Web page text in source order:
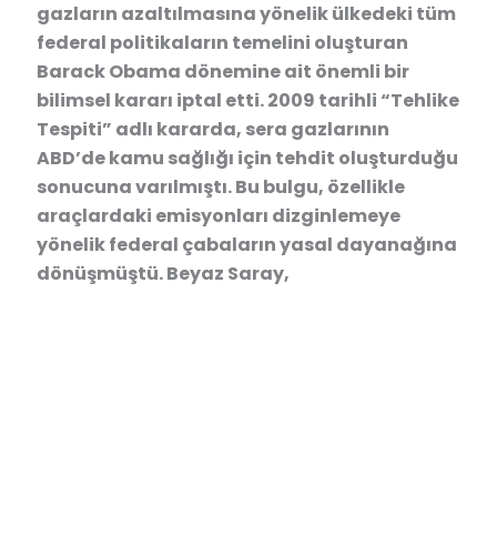
gazların azaltılmasına yönelik ülkedeki tüm
federal politikaların temelini oluşturan
Barack Obama dönemine ait önemli bir
bilimsel kararı iptal etti. 2009 tarihli “Tehlike
Tespiti” adlı kararda, sera gazlarının
ABD’de kamu sağlığı için tehdit oluşturduğu
sonucuna varılmıştı. Bu bulgu, özellikle
araçlardaki emisyonları dizginlemeye
yönelik federal çabaların yasal dayanağına
dönüşmüştü. Beyaz Saray,